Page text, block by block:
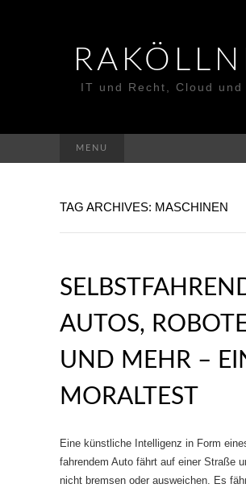
IT und Recht, Cloud und
MENU
TAG ARCHIVES: MASCHINEN
AUTOS,
UND MEHR –
MORALTEST
Eine künstliche Intelligenz in Form
fahrendem Auto fährt auf einer Straße
nicht bremsen oder ausweichen. Es